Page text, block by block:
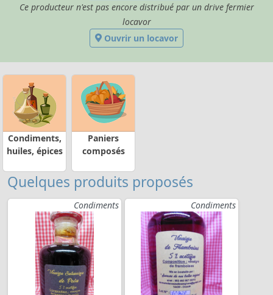
Ce producteur n'est pas encore distribué par un drive fermier
locavor
Ouvrir un locavor
Condiments,
huiles, épices
Paniers
composés
Quelques produits proposés
Condiments Condiments